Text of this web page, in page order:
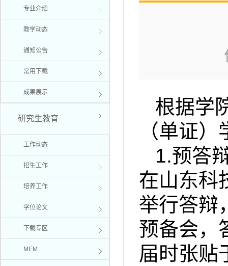
专业介绍
教学动态
通知公告
常用下载
成果展示
研究生教育
工作动态
招生工作
培养工作
学位论文
下载专区
MEM
根据学
（单证
1.预答
在山东科
举行答辩
预备会，
届时张贴